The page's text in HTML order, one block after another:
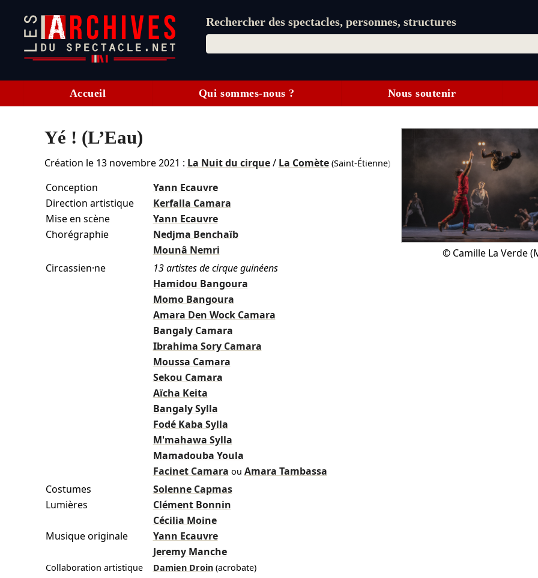
Rechercher des spectacles, personnes, structures
Accueil Qui sommes-nous ? Nous soutenir
© Camille La Verde
Yé ! (L’Eau)
Création le 13 novembre 2021 : La Nuit du cirque/ La Comète(Saint-Étienne)
Conception
Yann Ecauvre
Direction artistique
Kerfalla Camara
Mise en scène
Yann Ecauvre
Chorégraphie
Nedjma Benchaïb
Mounâ Nemri
Circassien·ne
13 artistes de cirque guinéens
Hamidou Bangoura
Momo Bangoura
Amara Den Wock Camara
Bangaly Camara
Ibrahima Sory Camara
Moussa Camara
Sekou Camara
Aïcha Keita
Bangaly Sylla
Fodé Kaba Sylla
M'mahawa Sylla
Mamadouba Youla
Facinet Camara ou Amara Tambassa
Costumes
Solenne Capmas
Lumières
Clément Bonnin
Cécilia Moine
Musique originale
Yann Ecauvre
Jeremy Manche
Collaboration artistique Damien Droin (acrobate)